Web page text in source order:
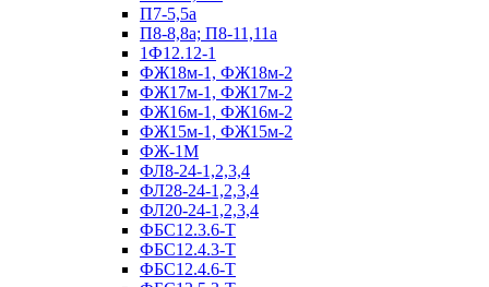
П7-5,5а
П8-8,8а; П8-11,11а
1Ф12.12-1
ФЖ18м-1, ФЖ18м-2
ФЖ17м-1, ФЖ17м-2
ФЖ16м-1, ФЖ16м-2
ФЖ15м-1, ФЖ15м-2
ФЖ-1М
ФЛ8-24-1,2,3,4
ФЛ28-24-1,2,3,4
ФЛ20-24-1,2,3,4
ФБС12.3.6-Т
ФБС12.4.3-Т
ФБС12.4.6-Т